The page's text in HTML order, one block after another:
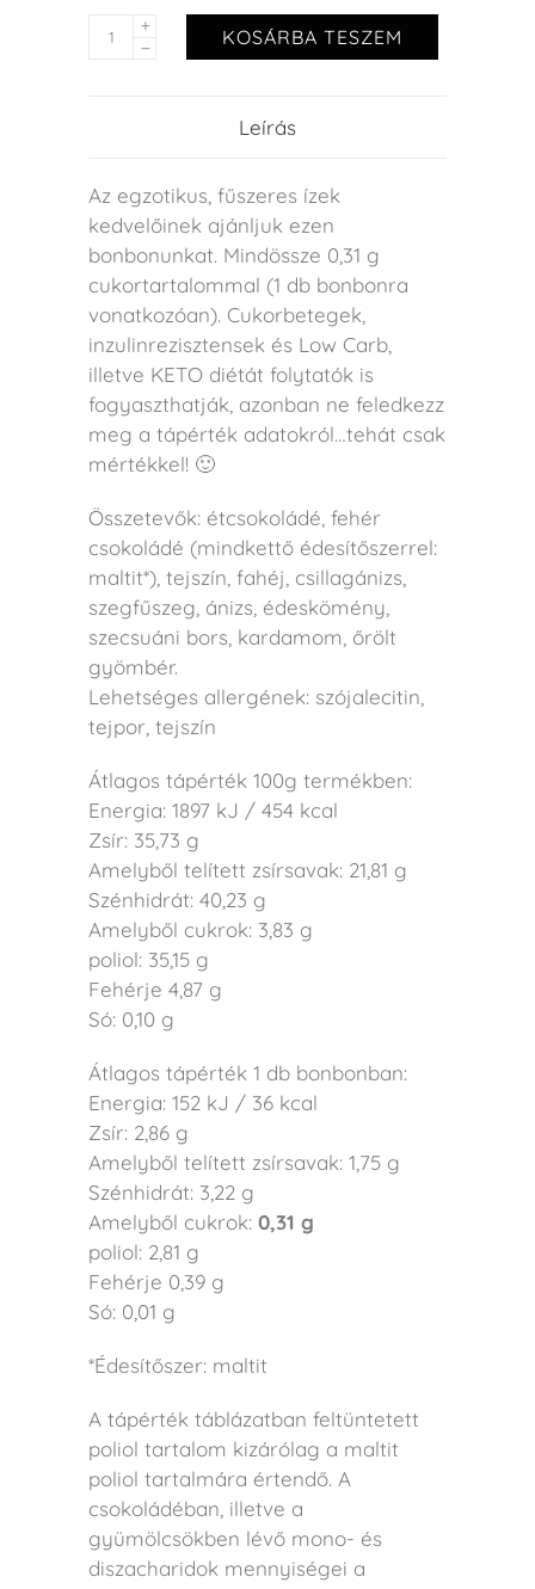
KOSÁRBA TESZEM
Leírás
Az egzotikus, fűszeres ízek
kedvelőinek ajánljuk ezen
bonbonunkat. Mindössze 0,31 g
cukortartalommal (1 db bonbonra
vonatkozóan). Cukorbetegek,
inzulinrezisztensek és Low Carb,
illetve KETO diétát folytatók is
fogyaszthatják, azonban ne feledkezz
meg a tápérték adatokról…tehát csak
mértékkel! 🙂
Összetevők: étcsokoládé, fehér
csokoládé (mindkettő édesítőszerrel:
maltit*), tejszín, fahéj, csillagánizs,
szegfűszeg, ánizs, édeskömény,
szecsuáni bors, kardamom, őrölt
gyömbér.
Lehetséges allergének: szójalecitin,
tejpor, tejszín
Átlagos tápérték 100g termékben:
Energia: 1897 kJ / 454 kcal
Zsír: 35,73 g
Amelyből telített zsírsavak: 21,81 g
Szénhidrát: 40,23 g
Amelyből cukrok: 3,83 g
poliol: 35,15 g
Fehérje 4,87 g
Só: 0,10 g
Átlagos tápérték 1 db bonbonban:
Energia: 152 kJ / 36 kcal
Zsír: 2,86 g
Amelyből telített zsírsavak: 1,75 g
Szénhidrát: 3,22 g
Amelyből cukrok: 0,31 g
poliol: 2,81 g
Fehérje 0,39 g
Só: 0,01 g
*Édesítőszer: maltit
A tápérték táblázatban feltüntetett
poliol tartalom kizárólag a maltit
poliol tartalmára értendő. A
csokoládéban, illetve a
gyümölcsökben lévő mono- és
diszacharidok mennyiségei a